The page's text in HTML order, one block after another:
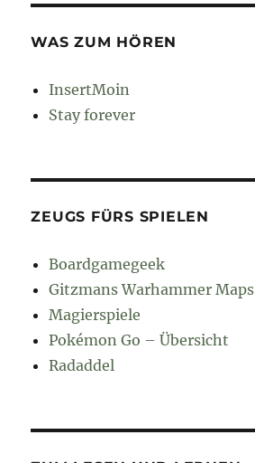
WAS ZUM HÖREN
InsertMoin
Stay forever
ZEUGS FÜRS SPIELEN
Boardgamegeek
Gitzmans Warhammer Maps
Magierspiele
Pokémon Go – Übersicht
Radaddel